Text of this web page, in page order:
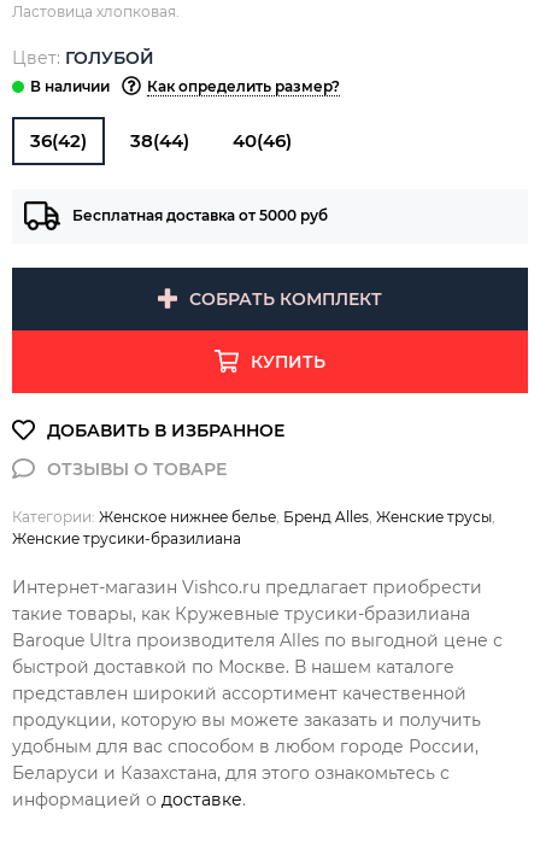
Ластовица хлопковая.
Цвет: ГОЛУБОЙ
Как определить размер?
36(42) 38(44) 40(46)
Бесплатная доставка от 5000 руб
СОБРАТЬ КОМПЛЕКТ
КУПИТЬ
Категории: Женское нижнее белье Бренд Alles Женские трусы
Женские трусики-бразилиана
Интернет-магазин Vishco.ru предлагает приобрести
такие товары, как Кружевные трусики-бразилиана
Baroque Ultra производителя Alles по выгодной цене с
быстрой доставкой по Москве. В нашем каталоге
представлен широкий ассортимент качественной
продукции, которую вы можете заказать и получить
удобным для вас способом в любом городе России,
Беларуси и Казахстана, для этого ознакомьтесь с
информацией о доставке.